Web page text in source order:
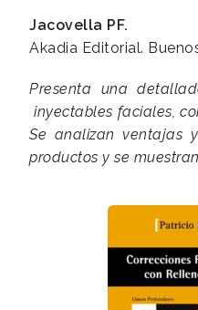
Jacovella PF.
Akadia Editorial.
Presenta una
inyectables faciales,
Se analizan ventajas
productos y se